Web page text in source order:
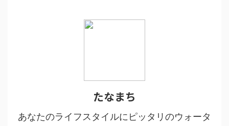
たなまち
あなたのライフスタイルにピッタリのウォータ